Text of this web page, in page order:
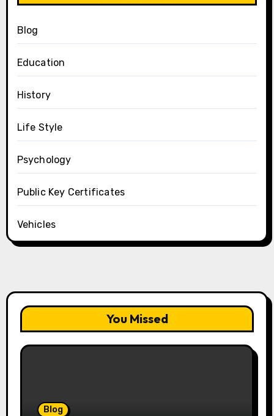
Blog
Education
History
Life Style
Psychology
Public Key Certificates
Vehicles
You Missed
Blog